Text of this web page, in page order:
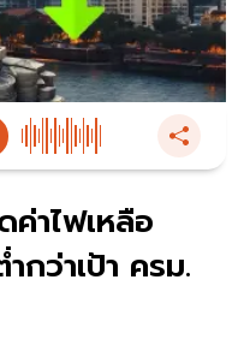
าไฟเหลือ
ว่าเป้า ครม.